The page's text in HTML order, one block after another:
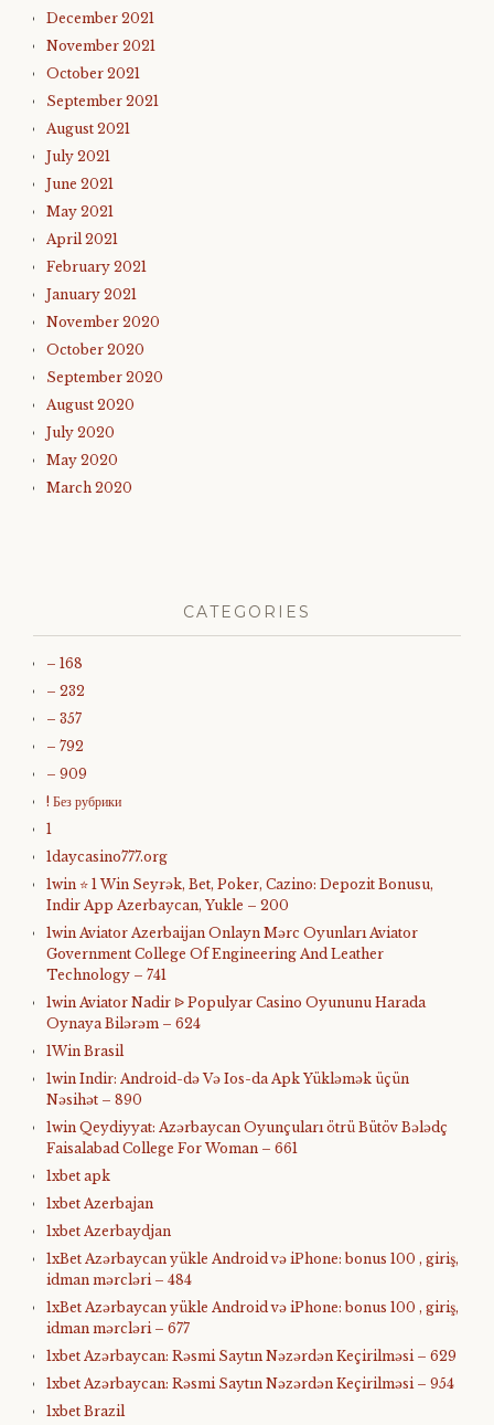
December 2021
November 2021
October 2021
September 2021
August 2021
July 2021
June 2021
May 2021
April 2021
February 2021
January 2021
November 2020
October 2020
September 2020
August 2020
July 2020
May 2020
March 2020
CATEGORIES
– 168
– 232
– 357
– 792
– 909
! Без рубрики
1
1daycasino777.org
1win ⭐ 1 Win Seyrək, Bet, Poker, Cazino: Depozit Bonusu,
Indir App Azerbaycan, Yukle – 200
1win Aviator Azerbaijan Onlayn Mərc Oyunları Aviator
Government College Of Engineering And Leather
Technology – 741
1win Aviator Nadir ᐉ Populyar Casino Oyununu Harada
Oynaya Bilərəm – 624
1Win Brasil
1win Indir: Android-də Və Ios-da Apk Yükləmək üçün
Nəsihət – 890
1win Qeydiyyat: Azərbaycan Oyunçuları ötrü Bütöv Bələdç
Faisalabad College For Woman – 661
1xbet apk
1xbet Azerbajan
1xbet Azerbaydjan
1xBet Azərbaycan yükle Android və iPhone: bonus 100 , giriş,
idman mərcləri – 484
1xBet Azərbaycan yükle Android və iPhone: bonus 100 , giriş,
idman mərcləri – 677
1xbet Azərbaycan: Rəsmi Saytın Nəzərdən Keçirilməsi – 629
1xbet Azərbaycan: Rəsmi Saytın Nəzərdən Keçirilməsi – 954
1xbet Brazil